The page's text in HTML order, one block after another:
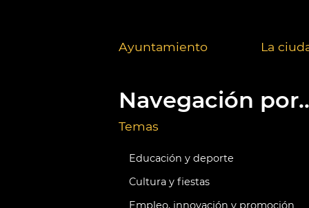
Ayuntamiento La
Navegación
Temas
Educación y deporte
Cultura y fiestas
Empleo, innovación y promoción